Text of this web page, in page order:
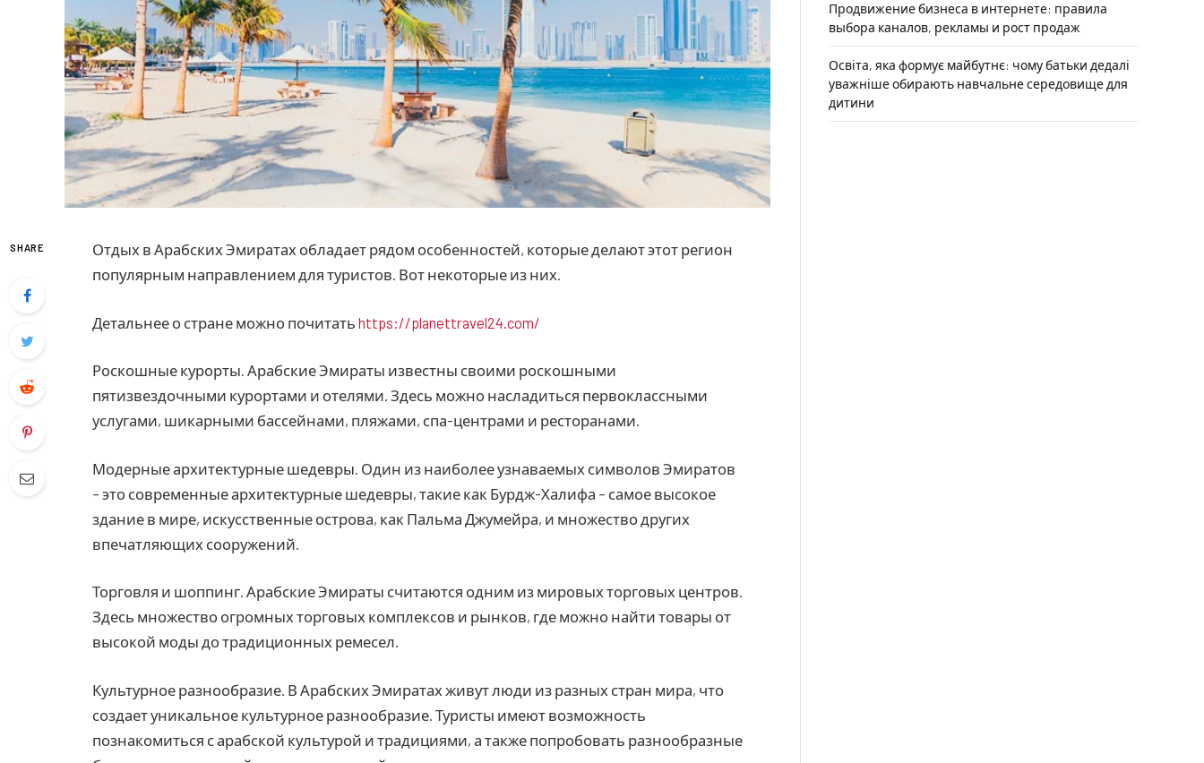
SHARE
Отдых в Арабских Эмиратах обладает рядом особенностей, которые делают этот регион
популярным направлением для туристов. Вот некоторые из них.
Детальнее о стране можно почитать https://planettravel24.com/
Роскошные курорты. Арабские Эмираты известны своими роскошными
пятизвездочными курортами и отелями. Здесь можно насладиться первоклассными
услугами, шикарными бассейнами, пляжами, спа-центрами и ресторанами.
Модерные архитектурные шедевры. Один из наиболее узнаваемых символов Эмиратов
– это современные архитектурные шедевры, такие как Бурдж-Халифа – самое высокое
здание в мире, искусственные острова, как Пальма Джумейра, и множество других
впечатляющих сооружений.
Торговля и шоппинг. Арабские Эмираты считаются одним из мировых торговых центров.
Здесь множество огромных торговых комплексов и рынков, где можно найти товары от
высокой моды до традиционных ремесел.
Культурное разнообразие. В Арабских Эмиратах живут люди из разных стран мира, что
создает уникальное культурное разнообразие. Туристы имеют возможность
познакомиться с арабской культурой и традициями, а также попробовать разнообразные
Продвижение бизнеса в интернете: правила
выбора каналов, рекламы и рост продаж
Освіта, яка формує майбутнє: чому батьки дедалі
уважніше обирають навчальне середовище для
дитини